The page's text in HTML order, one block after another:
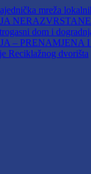
mreža
dom i
–
Reciklažnog dvorišta